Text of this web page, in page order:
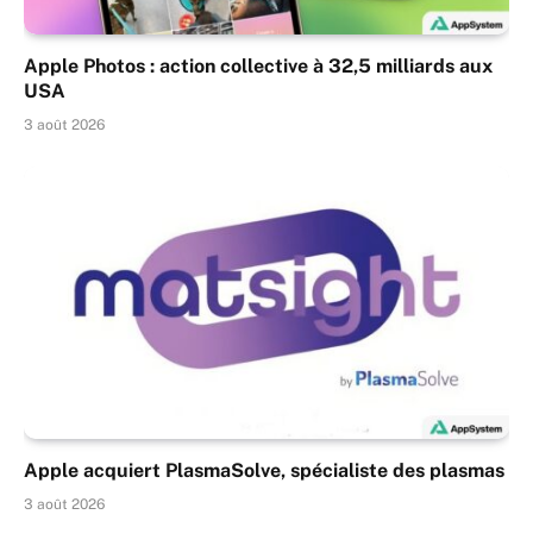
Apple Photos : action collective à 32,5 milliards aux
USA
3 août 2026
Apple acquiert PlasmaSolve, spécialiste des plasmas
3 août 2026